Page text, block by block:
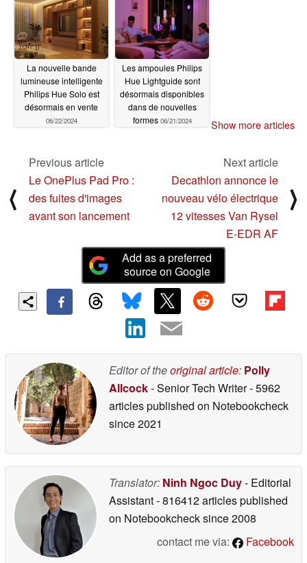
jeu QD-OLED 4K et
240 Hz
06/25/2024
La nouvelle bande
lumineuse intelligente
Philips Hue Solo est
désormais en vente
06/22/2024
Les ampoules Philips
Hue Lightguide sont
désormais disponibles
dans de nouvelles
formes 06/21/2024 Show more articles
⟨
Previous article
Le OnePlus Pad Pro :
des fuites d'images
avant son lancement
Next article
Decathlon annonce le
nouveau vélo électrique
12 vitesses Van Rysel
E-EDR AF
⟩
Add as a preferred
source on Google
Editor of theoriginal article: Polly
Allcock- Senior Tech Writer- 5962
articles published on Notebookcheck
since 2021
Translator: Ninh Ngoc Duy- Editorial
Assistant- 816412 articles published
on Notebookchecksince 2008
contact me via:
Facebook